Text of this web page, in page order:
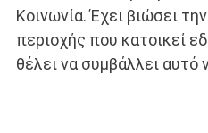
Κοινωνία. Έχει βιώσει
περιοχής που κατοικεί
θέλει να συμβάλλει αυτό